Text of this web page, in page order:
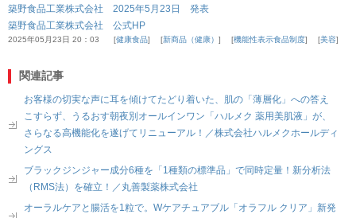
築野食品工業株式会社 2025年5月23日 発表
築野食品工業株式会社 公式HP
2025年05月23日 20：03 健康食品 新商品（健康） 機能性表示食品制度 美容
関連記事
お客様の切実な声に耳を傾けてたどり着いた、肌の「薄層化」への答え
こすらず、うるおす朝夜別オールインワン「ハルメク 薬用美肌液」が、
さらなる高機能化を遂げてリニューアル！／株式会社ハルメクホールディ
ングス
ブラックジンジャー成分6種を「1種類の標準品」で同時定量！新分析法
（RMS法）を確立！／丸善製薬株式会社
オーラルケアと腸活を1粒で。Wケアチュアブル「オラフル クリア」新発